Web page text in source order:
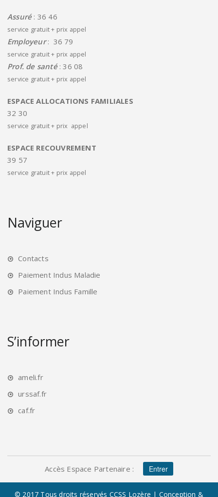
Assuré: 36 46
service gratuit + prix appel
Employeur: 36 79
service gratuit + prix appel
Prof. de santé: 36 08
service gratuit + prix appel
ESPACE ALLOCATIONS FAMILIALES
32 30
service gratuit + prix appel
ESPACE RECOUVREMENT
39 57
service gratuit + prix appel
Naviguer
Contacts
Paiement Indus Maladie
Paiement Indus Famille
S’informer
ameli.fr
urssaf.fr
caf.fr
Accès Espace Partenaire : Entrer
© 2017 Tous droits réservés CCSS Lozère | Conception &